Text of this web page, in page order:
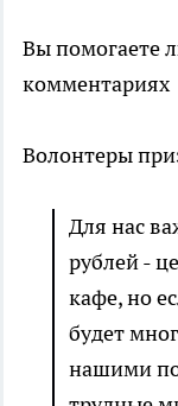
Вы помогаете
комментариях
Волонтеры
Для нас
рублей -
кафе, но
будет
нашими